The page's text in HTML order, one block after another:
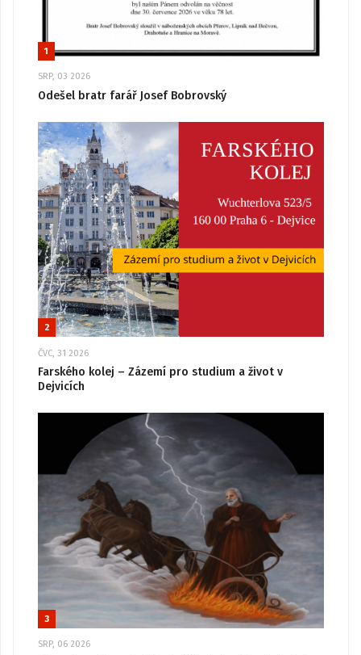
1
SRP, 03 2026
Odešel bratr farář Josef Bobrovský
2
ČVC, 31 2026
Farského kolej – Zázemí pro studium a život v
Dejvicích
3
SRP, 06 2026